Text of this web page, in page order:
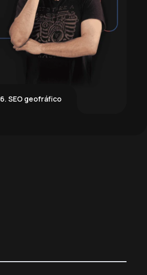
6. SEO geofráfico